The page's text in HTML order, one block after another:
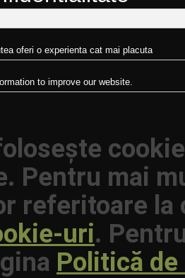
oferi o experienta cat mai placuta
to improve our website.
Pentru mai
referitoare
uri.
Politică